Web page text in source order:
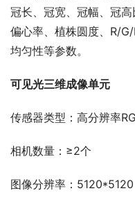
冠长、冠宽、冠幅、冠
偏心率、植株圆度、R/G/
均匀性等参数。
可见光三维成像单元
传感器类型：高分辨率
相机数量：≥2个
图像分辨率：5120*5120